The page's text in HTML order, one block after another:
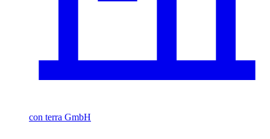
con terra GmbH